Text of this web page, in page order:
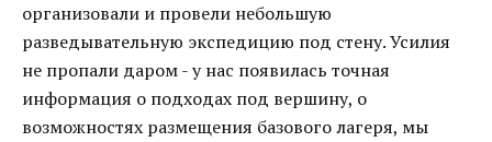
организовали и провели небольшую
разведывательную экспедицию под стену. Усилия
не пропали даром - у нас появилась точная
информация о подходах под вершину, о
возможностях размещения базового лагеря, мы